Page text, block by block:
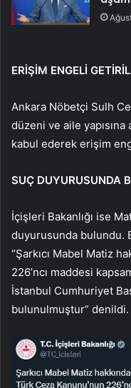
ERİŞİM ENGELİ
Ankara Nöbetçi Sulh
düzeni ve aile
kabul ederek erişim
SUÇ DUYURUSUNDA
İçişleri Bakanlığı ise
duyurusunda bulundu.
“Şarkıcı Mabel Matiz
226’ncı maddesi
İstanbul Cumhuriyet
bulunulmuştur” denildi.